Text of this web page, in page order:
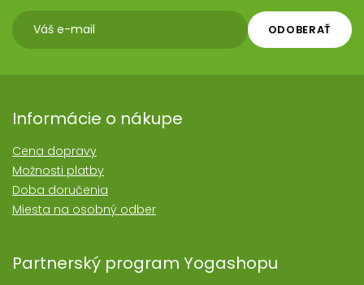
ODOBERAŤ
Informácie o nákupe
Cena dopravy
Možnosti platby
Doba doručenia
Miesta na osobný odber
Partnerský program Yogashopu